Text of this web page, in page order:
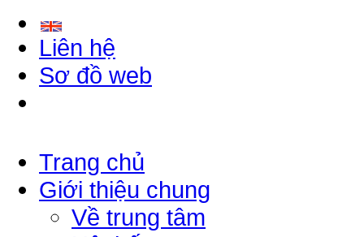
Liên hệ
Sơ đồ web
Trang chủ
Giới thiệu chung
Về trung tâm